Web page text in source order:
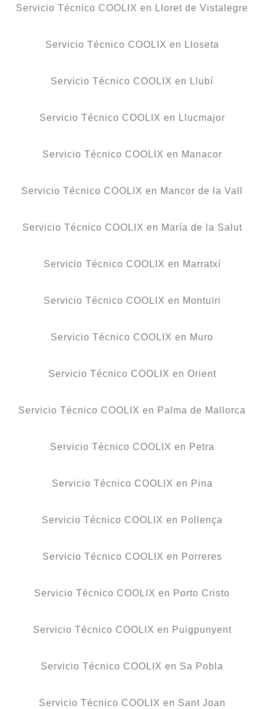
Servicio Técnico COOLIX en Lloret de Vistalegre
Servicio Técnico COOLIX en Lloseta
Servicio Técnico COOLIX en Llubí
Servicio Técnico COOLIX en Llucmajor
Servicio Técnico COOLIX en Manacor
Servicio Técnico COOLIX en Mancor de la Vall
Servicio Técnico COOLIX en María de la Salut
Servicio Técnico COOLIX en Marratxí
Servicio Técnico COOLIX en Montuïri
Servicio Técnico COOLIX en Muro
Servicio Técnico COOLIX en Orient
Servicio Técnico COOLIX en Palma de Mallorca
Servicio Técnico COOLIX en Petra
Servicio Técnico COOLIX en Pina
Servicio Técnico COOLIX en Pollença
Servicio Técnico COOLIX en Porreres
Servicio Técnico COOLIX en Porto Cristo
Servicio Técnico COOLIX en Puigpunyent
Servicio Técnico COOLIX en Sa Pobla
Servicio Técnico COOLIX en Sant Joan